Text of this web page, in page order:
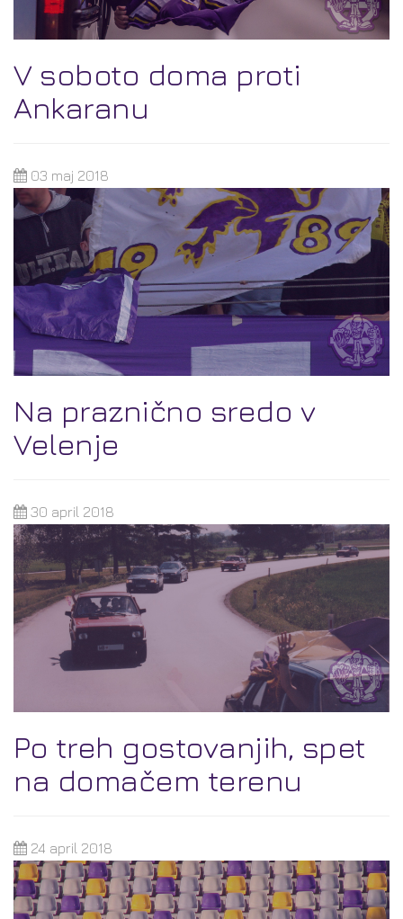
V soboto doma proti
Ankaranu
03 maj 2018
Na praznično sredo v
Velenje
30 april 2018
Po treh gostovanjih, spet
na domačem terenu
24 april 2018